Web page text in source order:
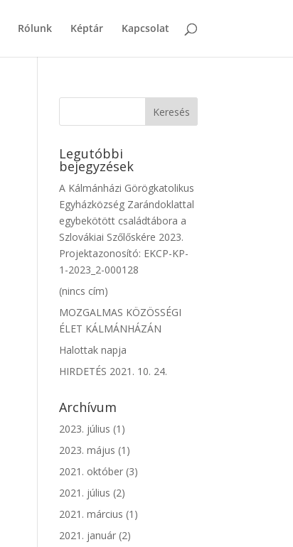
Rólunk Képtár Kapcsolat
Legutóbbi
bejegyzések
A Kálmánházi Görögkatolikus
Egyházközség Zarándoklattal
egybekötött családtábora a
Szlovákiai Szőlőskére 2023.
Projektazonosító: EKCP-KP-
1-2023_2-000128
(nincs cím)
MOZGALMAS KÖZÖSSÉGI
ÉLET KÁLMÁNHÁZÁN
Halottak napja
HIRDETÉS 2021. 10. 24.
Archívum
2023. július (1)
2023. május (1)
2021. október (3)
2021. július (2)
2021. március (1)
2021. január (2)